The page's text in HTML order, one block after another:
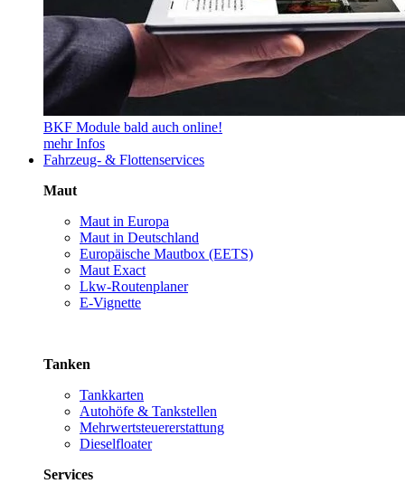
BKF Module bald auch online!
mehr Infos
Fahrzeug- & Flottenservices
Maut
Maut in Europa
Maut in Deutschland
Europäische Mautbox (EETS)
Maut Exact
Lkw-Routenplaner
E-Vignette
Tanken
Tankkarten
Autohöfe & Tankstellen
Mehrwertsteuererstattung
Dieselfloater
Services